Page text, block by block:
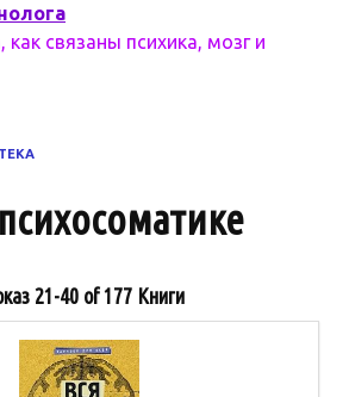
как связаны психика, мозг и
21-40 of 177Книги